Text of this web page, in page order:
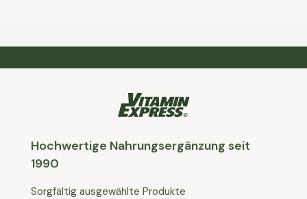
Hochwertige Nahrungsergänzung seit
1990
Sorgfältig ausgewählte Produkte